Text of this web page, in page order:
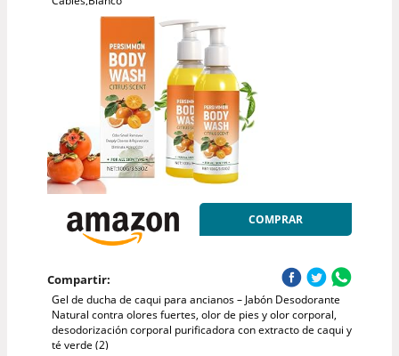
COMPRAR
Compartir:
Gel de ducha de caqui para ancianos – Jabón Desodorante
Natural contra olores fuertes, olor de pies y olor corporal,
desodorización corporal purificadora con extracto de caqui y
té verde (2)